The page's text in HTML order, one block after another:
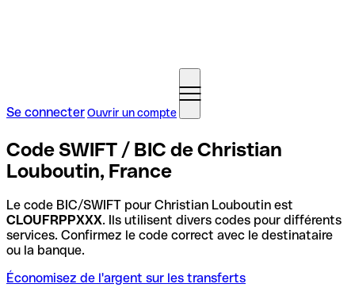
Se connecterOuvrir un compte
Code SWIFT / BIC de Christian
Louboutin, France
Le code BIC/SWIFT pour Christian Louboutin est
CLOUFRPPXXX. Ils utilisent divers codes pour différents
services. Confirmez le code correct avec le destinataire
ou la banque.
Économisez de l'argent sur les transferts